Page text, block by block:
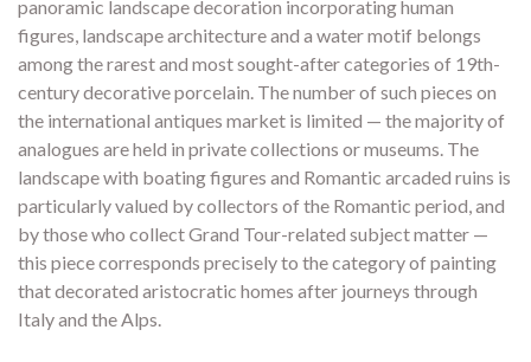
panoramic landscape decoration incorporating human
figures, landscape architecture and a water motif belongs
among the rarest and most sought-after categories of 19th-
century decorative porcelain. The number of such pieces on
the international antiques market is limited — the majority of
analogues are held in private collections or museums. The
landscape with boating figures and Romantic arcaded ruins is
particularly valued by collectors of the Romantic period, and
by those who collect Grand Tour-related subject matter —
this piece corresponds precisely to the category of painting
that decorated aristocratic homes after journeys through
Italy and the Alps.